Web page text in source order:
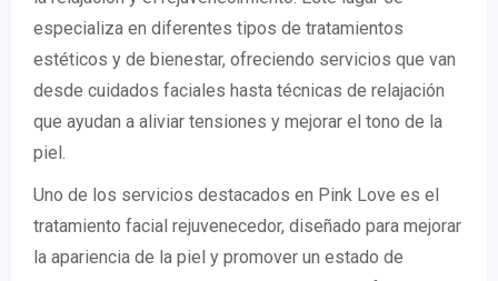
especializa en diferentes tipos de tratamientos
estéticos y de bienestar, ofreciendo servicios que van
desde cuidados faciales hasta técnicas de relajación
que ayudan a aliviar tensiones y mejorar el tono de la
piel.
Uno de los servicios destacados en Pink Love es el
tratamiento facial rejuvenecedor, diseñado para mejorar
la apariencia de la piel y promover un estado de